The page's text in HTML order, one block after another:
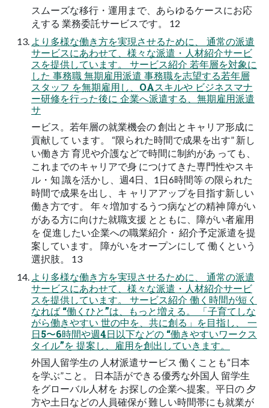
スムーズな移行・運用まで、あらゆるケースにお応
えする 業務委託サービスです。 12
より多様な働き方を実現させるために、 通常の派遣
サービスにあわせて、様々な派遣・人材紹介サービ
スを提供しています。 サービス紹介 若年層を対象に
した 事務職 無期雇用派遣 事務職を志望する若年層
スタッフ を無期雇用し、OAスキルや ビジネスマナ
ー研修を行った後に 企業へ派遣する、無期雇用派遣
サ
ービス。若年層の就業機会の 創出とキャリア形成に
貢献して います。 “限られた時間で成果を出す” 新し
い働き方 育児や介護などで時間に制約があ っても、
これまでのキャリアで身 につけてきた専門性やスキ
ル・知 識を活かし、週4日、1日6時間等 の限られた
時間で成果を出し、キ ャリアアップを目指す新しい
働き方です。 年々増加するうつ病などの精神 障がい
がある方に向けた就職支援 とともに、障がい者雇用
を 促進したい企業への職業紹介・ 紹介予定派遣を提
案しています。 障がいをオープンにして 働くという
選択肢。 13
より多様な働き方を実現させるために、 通常の派遣
サービスにあわせて、様々な派遣・人材紹介サービ
スを提供しています。 サービス紹介 働く時間が短く
なれば “働くひと”は、もっと増える。 「子育てしな
がら働きやすい 世の中を、共に創る」を目指し、 一
日5〜6時間や週4日以下などの “働きやすいワークス
タイル”を 提案し、雇用を創出していきます。
外国人留学生の 人材派遣サービス 働くことも“日本
を学ぶ”こと。 日本語ができる優秀な外国人 留学生
をグローバル人材を お探しの企業へ提案。平日の ⼣
方や⼟日などの人員確保が 難しい時間帯にも就業が